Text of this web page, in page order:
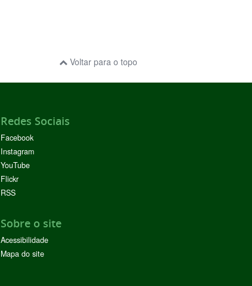
Voltar para o topo
Redes Sociais
Facebook
Instagram
YouTube
Flickr
RSS
Sobre o site
Acessibilidade
Mapa do site